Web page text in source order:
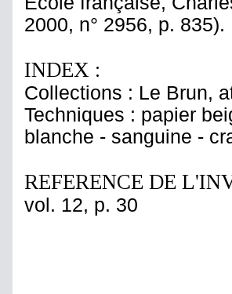
2000, n° 2956, p. 835).
INDEX :
Collections : Le Brun,
Techniques : papier
blanche - sanguine -
REFERENCE DE
vol. 12, p. 30